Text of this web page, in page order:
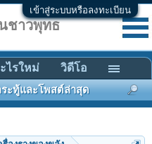
เข้าสู่ระบบหรือลงทะเบียน
ชาวพุทธ
ะทู้และโพสต์ล่าสุด
ไรใหม่ วิดีโอ